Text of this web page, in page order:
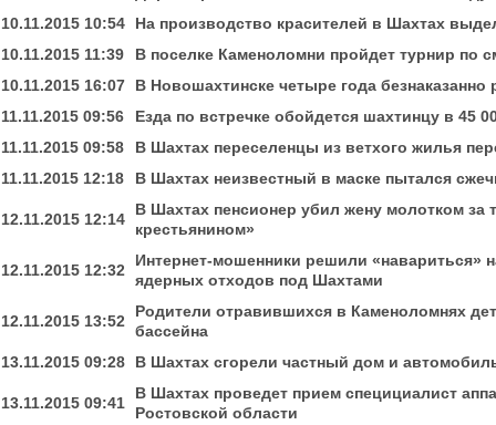
10.11.2015 10:54
На производство красителей в Шахтах
10.11.2015 11:39
В поселке Каменоломни пройдет турнир по
10.11.2015 16:07
В Новошахтинске четыре года
11.11.2015 09:56
Езда по встречке обойдется шахтинцу в 45
11.11.2015 09:58
В Шахтах переселенцы из ветхого жилья
11.11.2015 12:18
В Шахтах неизвестный в маске пытался
12.11.2015 12:14
В Шахтах пенсионер убил жену молотком за
крестьянином»
12.11.2015 12:32
Интернет-мошенники решили «навариться»
ядерных отходов под Шахтами
12.11.2015 13:52
Родители отравившихся в Каменоломнях
бассейна
13.11.2015 09:28
В Шахтах сгорели частный дом и
13.11.2015 09:41
В Шахтах проведет прием специциалист
Ростовской области